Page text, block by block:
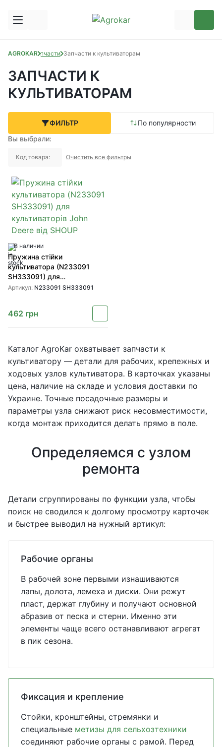
AGROKARЗапчасти Запчасти к культиваторам
ЗАПЧАСТИ К
КУЛЬТИВАТОРАМ
ФИЛЬТР
По популярности
Вы выбрали:
Код товара: Очистить все фильтры
В наличии
Пружина стійки
культиватора (N233091
SH333091) для
культиваторів John Deere від
Артикул: N233091 SH333091
462 грн
Каталог AgroKar охватывает запчасти к
культиватору — детали для рабочих, крепежных и
ходовых узлов культиватора. В карточках указаны
цена, наличие на складе и условия доставки по
Украине. Точные посадочные размеры и
параметры узла снижают риск несовместимости,
когда монтаж приходится делать прямо в поле.
Определяемся с узлом
ремонта
Детали сгруппированы по функции узла, чтобы
поиск не сводился к долгому просмотру карточек
и быстрее выводил на нужный артикул:
Рабочие органы
В рабочей зоне первыми изнашиваются
лапы, долота, лемеха и диски. Они режут
пласт, держат глубину и получают основной
абразив от песка и стерни. Именно эти
элементы чаще всего останавливают агрегат
в пик сезона.
Фиксация и крепление
Стойки, кронштейны, стремянки и
специальные метизы для сельхозтехники
соединяют рабочие органы с рамой. Перед